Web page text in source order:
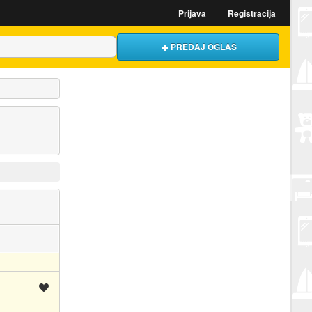
Prijava Registracija
PREDAJ OGLAS